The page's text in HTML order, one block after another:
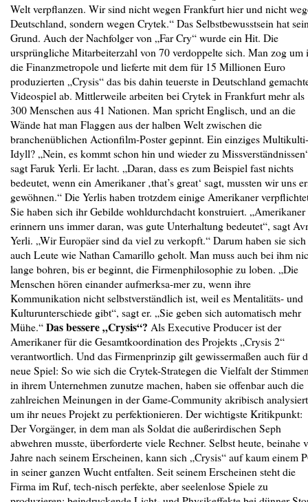
Welt verpflanzen. Wir sind nicht wegen Frankfurt hier und nicht
Deutschland, sondern wegen Crytek.“ Das Selbstbewusstsein hat
Grund. Auch der Nachfolger von „Far Cry“ wurde ein Hit. Die
ursprüngliche Mitarbeiterzahl von 70 verdoppelte sich. Man zog um
die Finanzmetropole und lieferte mit dem für 15 Millionen Euro
produzierten „Crysis“ das bis dahin teuerste in Deutschland
Videospiel ab. Mittlerweile arbeiten bei Crytek in Frankfurt mehr als
300 Menschen aus 41 Nationen. Man spricht Englisch, und an die
Wände hat man Flaggen aus der halben Welt zwischen die
branchenüblichen Actionfilm-Poster gepinnt. Ein einziges Multikulti-
Idyll? „Nein, es kommt schon hin und wieder zu
sagt Faruk Yerli. Er lacht. „Daran, dass es zum Beispiel fast nichts
bedeutet, wenn ein Amerikaner ‚that’s great‘ sagt, mussten wir uns
gewöhnen.“ Die Yerlis haben trotzdem einige Amerikaner
Sie haben sich ihr Gebilde wohldurchdacht konstruiert. „Amerikaner
erinnern uns immer daran, was gute Unterhaltung bedeutet“, sagt
Yerli. „Wir Europäer sind da viel zu verkopft.“ Darum haben sie sich
auch Leute wie Nathan Camarillo geholt. Man muss auch bei ihm
lange bohren, bis er beginnt, die Firmenphilosophie zu loben. „Die
Menschen hören einander aufmerksa-mer zu, wenn ihre
Kommunikation nicht selbstverständlich ist, weil es Mentalitäts- und
Kulturunterschiede gibt“, sagt er. „Sie geben sich automatisch mehr
Mühe.“Das bessere „Crysis“? Als Executive Producer ist der
Amerikaner für die Gesamtkoordination des Projekts „Crysis 2“
verantwortlich. Und das Firmenprinzip gilt gewissermaßen auch für
neue Spiel: So wie sich die Crytek-Strategen die Vielfalt der
in ihrem Unternehmen zunutze machen, haben sie offenbar auch die
zahlreichen Meinungen in der Game-Community akribisch
um ihr neues Projekt zu perfektionieren. Der wichtigste Kritikpunkt:
Der Vorgänger, in dem man als Soldat die außerirdischen Seph
abwehren musste, überforderte viele Rechner. Selbst heute, beinahe
Jahre nach seinem Erscheinen, kann sich „Crysis“ auf kaum einem
in seiner ganzen Wucht entfalten. Seit seinem Erscheinen steht die
Firma im Ruf, tech-nisch perfekte, aber seelenlose Spiele zu